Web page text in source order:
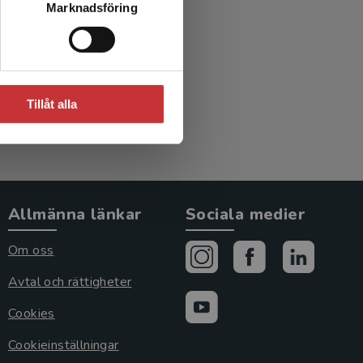
Marknadsföring
Tillåt alla
Allmänna länkar
Om oss
Avtal och rättigheter
Cookies
Cookieinställningar
Sociala medier